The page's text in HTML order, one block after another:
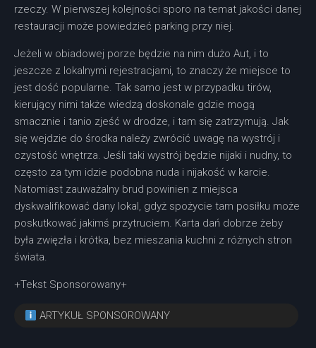
rzeczy. W pierwszej kolejności sporo na temat jakości danej
restauracji może powiedzieć parking przy niej.
Jeżeli w obiadowej porze będzie na nim dużo Aut, i to
jeszcze z lokalnymi rejestracjami, to znaczy że miejsce to
jest dość popularne. Tak samo jest w przypadku tirów,
kierujący nimi także wiedzą doskonale gdzie mogą
smacznie i tanio zjeść w drodze, i tam się zatrzymują. Jak
się wejdzie do środka należy zwrócić uwagę na wystrój i
czystość wnętrza. Jeśli taki wystrój będzie nijaki i nudny, to
często za tym idzie podobna nuda i nijakość w karcie.
Natomiast zauważalny brud powinien z miejsca
dyskwalifikować dany lokal, gdyż spożycie tam posiłku może
poskutkować jakimś przytruciem. Karta dań dobrze żeby
była zwięzła i krótka, bez mieszania kuchni z różnych stron
świata.
+Tekst Sponsorowany+
ARTYKUŁ SPONSOROWANY